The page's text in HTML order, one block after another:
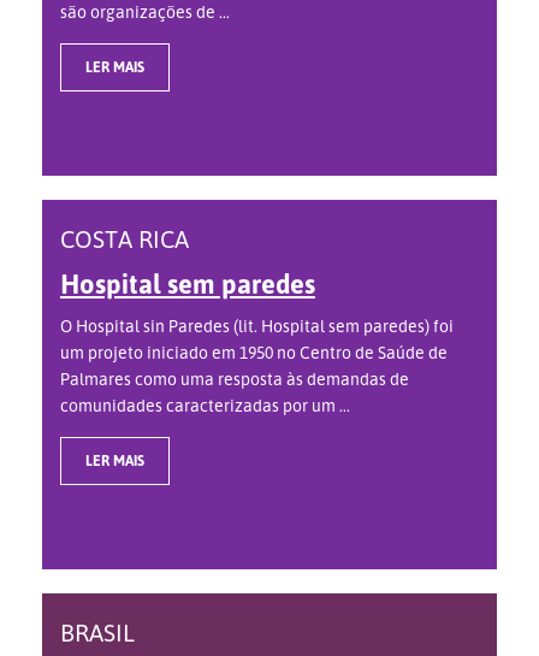
são organizações de ...
LER MAIS
COSTA RICA
Hospital sem paredes
O Hospital sin Paredes (lit. Hospital sem paredes) foi
um projeto iniciado em 1950 no Centro de Saúde de
Palmares como uma resposta às demandas de
comunidades caracterizadas por um ...
LER MAIS
BRASIL